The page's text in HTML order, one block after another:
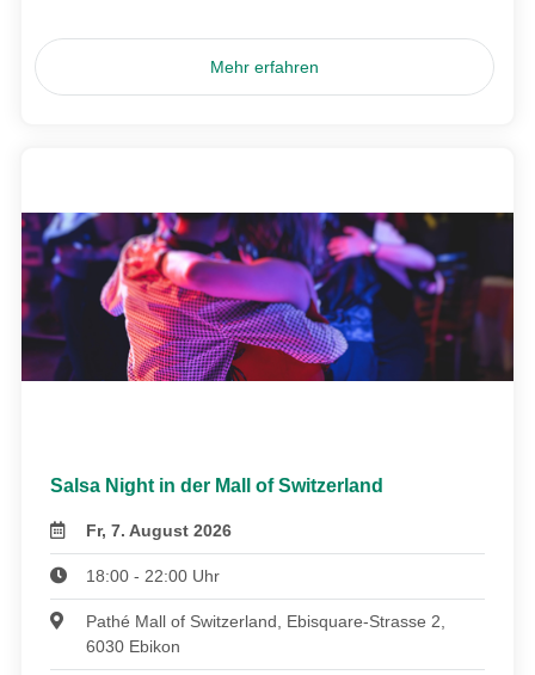
Mehr erfahren
Salsa Night in der Mall of Switzerland
Fr, 7. August 2026
18:00 - 22:00 Uhr
Pathé Mall of Switzerland, Ebisquare-Strasse 2,
6030 Ebikon